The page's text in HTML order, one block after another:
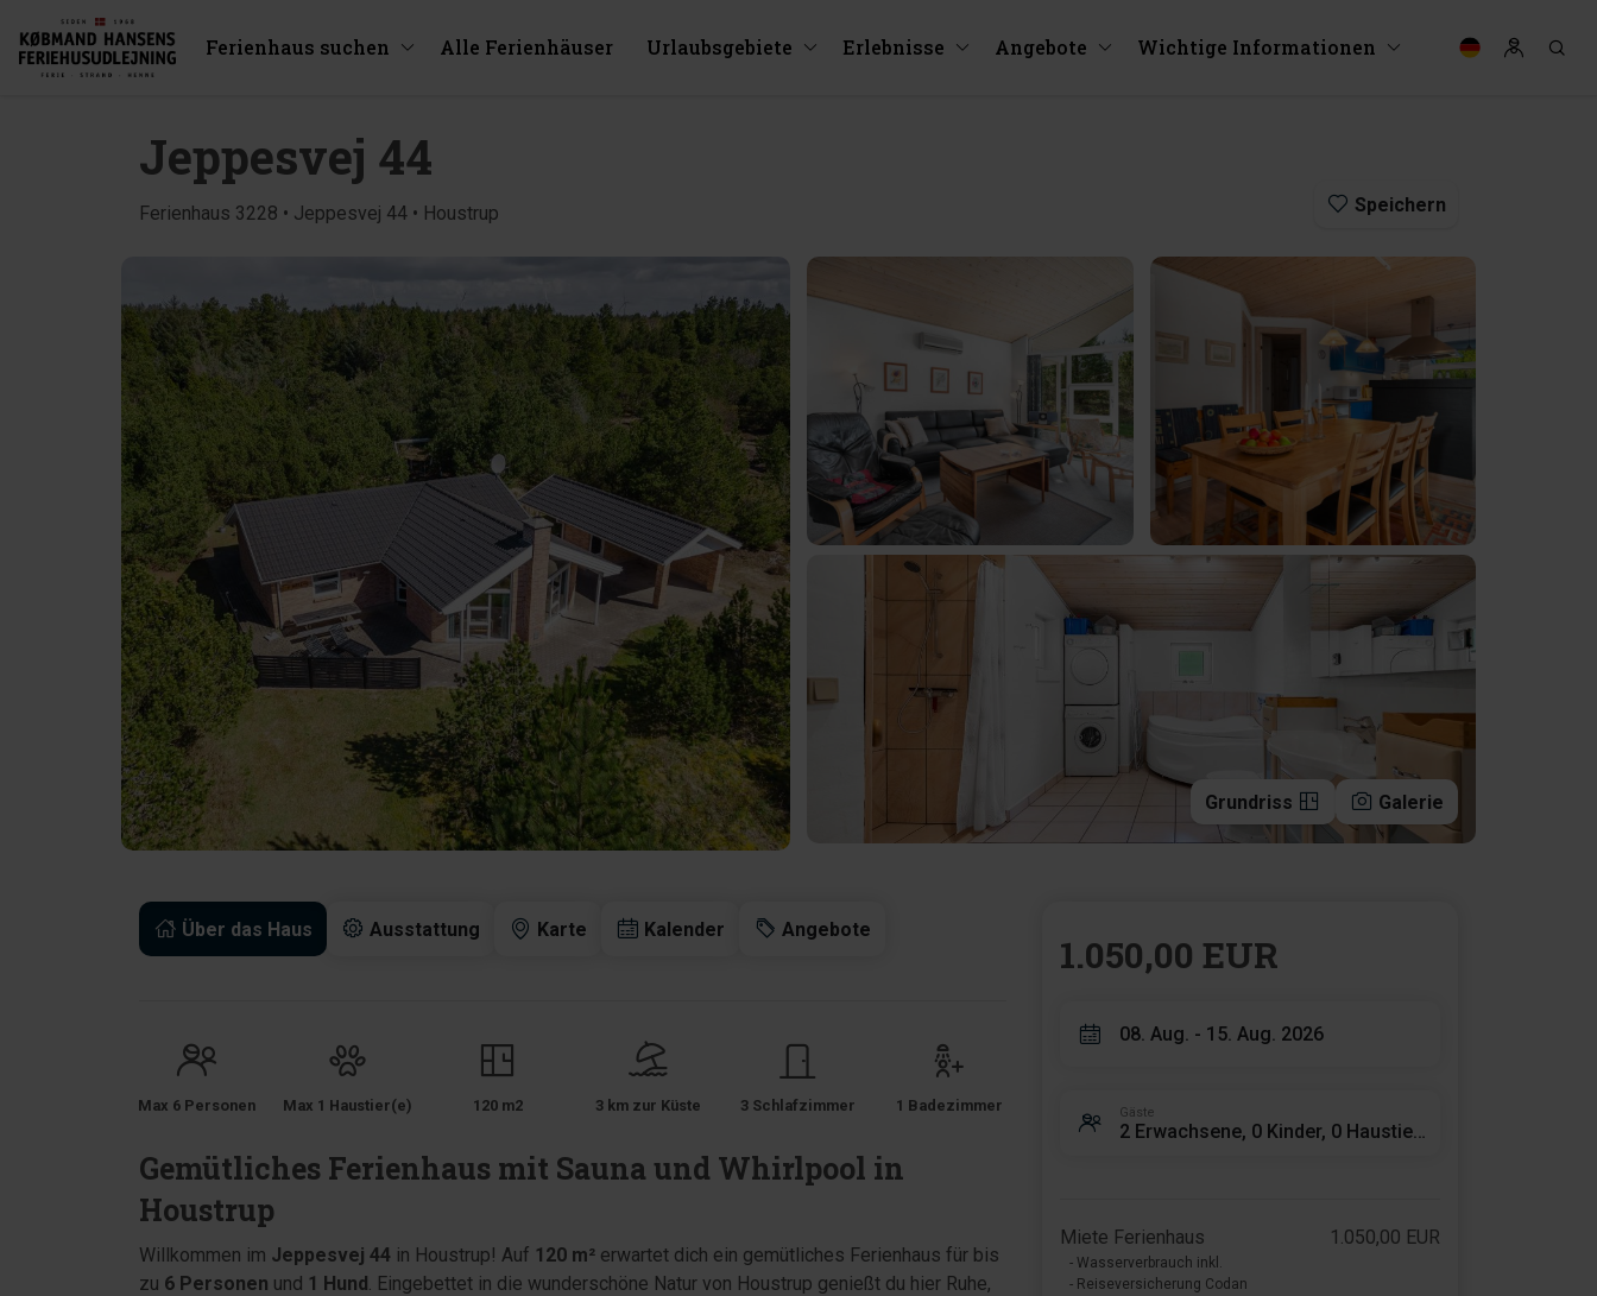
Ferienhaus suchen Alle Ferienhäuser Urlaubsgebiete Erlebnisse Angebote Wichtige Informationen
Jeppesvej 44
Ferienhaus 3228 • Jeppesvej 44 • Houstrup Speichern
Grundriss Galerie
Über das Haus Ausstattung Karte Kalender Angebote
Max 6 Personen Max 1 Haustier(e) 120 m2 3 km zur Küste 3 Schlafzimmer 1 Badezimmer
Gemütliches Ferienhaus mit Sauna und Whirlpool in
Houstrup
Willkommen im Jeppesvej 44 in Houstrup! Auf 120 m² erwartet dich ein gemütliches Ferienhaus für bis
zu 6 Personen und 1 Hund. Eingebettet in die wunderschöne Natur von Houstrup genießt du hier Ruhe,
1.050,00 EUR
08. Aug. - 15. Aug. 2026
Gäste
Miete Ferienhaus
- Wasserverbrauch inkl.
- Reiseversicherung Codan
1.050,00 EUR